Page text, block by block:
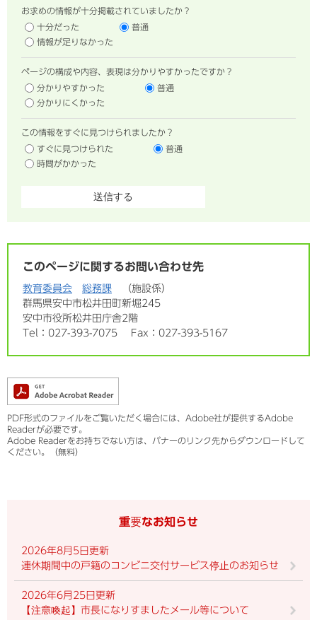
お求めの情報が十分掲載されていましたか？
十分だった
普通
情報が足りなかった
ページの構成や内容、表現は分かりやすかったですか？
分かりやすかった
普通
分かりにくかった
この情報をすぐに見つけられましたか？
すぐに見つけられた
普通
時間がかかった
このページに関するお問い合わせ先
教育委員会 総務課
施設係
群馬県安中市松井田町新堀245
安中市役所松井田庁舎2階
Tel：027-393-7075
Fax：027-393-5167
PDF形式のファイルをご覧いただく場合には、Adobe社が提供するAdobe
Readerが必要です。
Adobe Readerをお持ちでない方は、バナーのリンク先からダウンロードして
ください。（無料）
重要なお知らせ
2026年8月5日更新
連休期間中の戸籍のコンビニ交付サービス停止のお知らせ
2026年6月25日更新
【注意喚起】市長になりすましたメール等について